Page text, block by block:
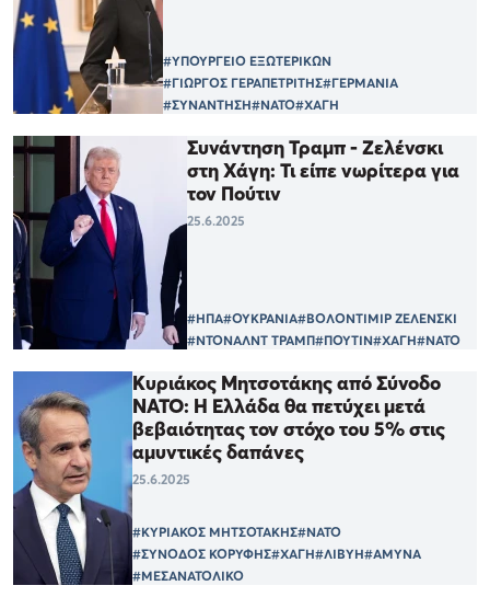
#ΥΠΟΥΡΓΕΙΟ ΕΞΩΤΕΡΙΚΩΝ
#ΓΙΩΡΓΟΣ ΓΕΡΑΠΕΤΡΙΤΗΣ#ΓΕΡΜΑΝΙΑ
#ΣΥΝΑΝΤΗΣΗ#ΝΑΤΟ#ΧΑΓΗ
Συνάντηση Τραμπ - Ζελένσκι
στη Χάγη: Τι είπε νωρίτερα για
τον Πούτιν
25.6.2025
#ΗΠΑ#ΟΥΚΡΑΝΙΑ#ΒΟΛΟΝΤΙΜΙΡ ΖΕΛΕΝΣΚΙ
#ΝΤΟΝΑΛΝΤ ΤΡΑΜΠ#ΠΟΥΤΙΝ#ΧΑΓΗ#ΝΑΤΟ
Κυριάκος Μητσοτάκης από Σύνοδο
ΝΑΤΟ: Η Ελλάδα θα πετύχει μετά
βεβαιότητας τον στόχο του 5% στις
αμυντικές δαπάνες
25.6.2025
#ΚΥΡΙΑΚΟΣ ΜΗΤΣΟΤΑΚΗΣ#ΝΑΤΟ
#ΣΥΝΟΔΟΣ ΚΟΡΥΦΗΣ#ΧΑΓΗ#ΛΙΒΥΗ#ΑΜΥΝΑ
#ΜΕΣΑΝΑΤΟΛΙΚΟ